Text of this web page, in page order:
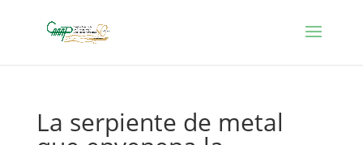
La serpiente de metal